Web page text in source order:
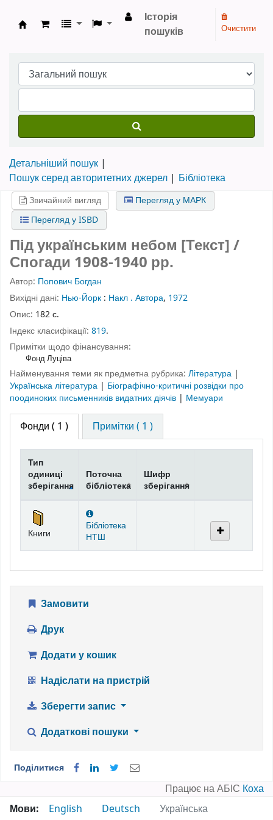
Бібліотека НТШ › Електронний каталог
Історія
пошуків
Очистити
Детальніший пошук
Пошук серед авторитетних джерел
Бібліотека
Звичайний вигляд
Перегляд у МАРК
Перегляд у ISBD
Під українським небом [Текст] /
Спогади 1908-1940 рр.
Автор: Попович Богдан
Вихідні дані: Нью-Йорк : Накл . Автора, 1972
Опис: 182 с.
Індекс класифікації: 819.
Примітки щодо фінансування:
Фонд Луціва
Найменування теми як предметна рубрика: Література |
Українська література | Біографічно-критичні розвідки про
поодиноких письменників видатних діячів | Мемуари
Фонди ( 1 ) Примітки ( 1 )
Фонди
Тип
одиниці
зберігання
Поточна
бібліотека
Шифр
зберігання
Книги
Бібліотека
НТШ
Замовити
Друк
Додати у кошик
Надіслати на пристрій
Зберегти запис
Додаткові пошуки
Поділитися
Працює на АБІС Коха
Мови:
English Deutsch Українська